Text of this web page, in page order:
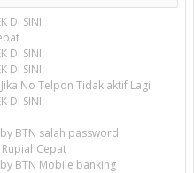
DI SINI
DI SINI
DI SINI
No Telpon Tidak aktif Lagi
DI SINI
BTN salah password
BTN Mobile banking